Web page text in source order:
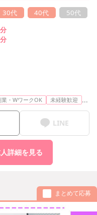
30代 40代
50代
業・WワークOK 未経験歓迎 ...
LINE
詳細を見る
まとめて応募